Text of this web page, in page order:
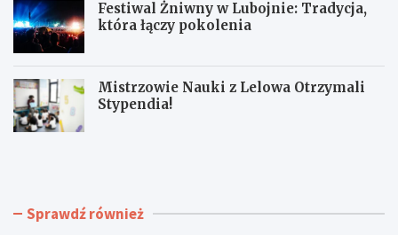
Festiwal Żniwny w Lubojnie: Tradycja,
która łączy pokolenia
Mistrzowie Nauki z Lelowa Otrzymali
Stypendia!
N
o
J
z Sprawdź również